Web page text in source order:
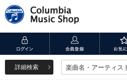
詳細検索 楽曲名・アーティス
楽曲名・アーティス